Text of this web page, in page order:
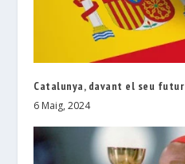
Catalunya, davant el seu futur
6 Maig, 2024